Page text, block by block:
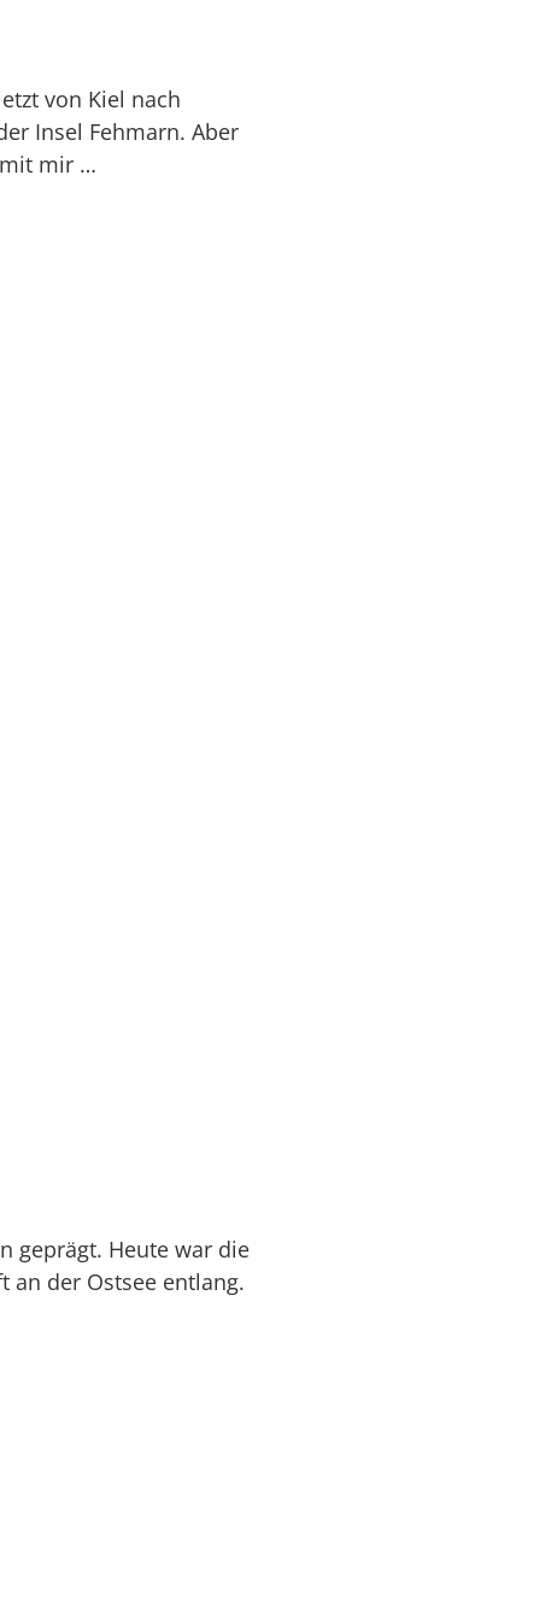
von Kiel nach
Insel Fehmarn. Aber
mit mir …
geprägt. Heute war die
an der Ostsee entlang.